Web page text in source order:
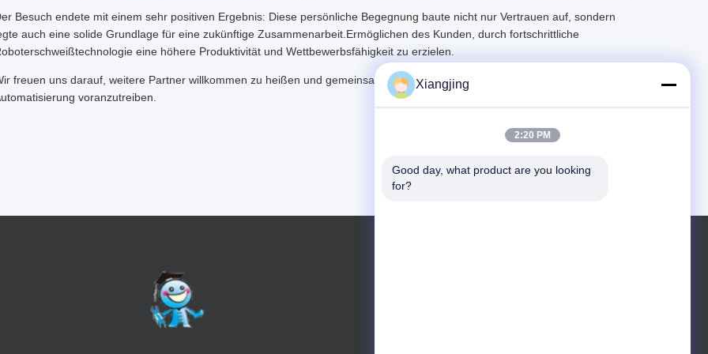
Besuch endete mit einem sehr positiven Ergebnis: Diese persönliche Begegnung baute nicht nur Vertrauen auf, sondern
auch eine solide Grundlage für eine zukünftige Zusammenarbeit.Ermöglichen des Kunden, durch fortschrittliche
eine höhere Produktivität und Wettbewerbsfähigkeit zu erzielen.
freuen uns darauf, weitere Partner willkommen zu heißen und gemeinsam Innovationen in der industriellen
voranzutreiben.
Xiangjing
2:20 PM
Good day, what product are you looking
for?